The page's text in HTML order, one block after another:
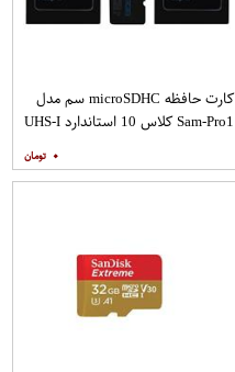
کارت حافظه microSDHC سم مدل
Sam-Pro1 کلاس 10 استاندارد UHS-I
گیگابایت به همراه آداپتور SD بسته
۰